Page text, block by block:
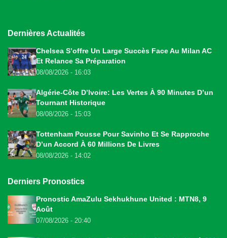
Dernières Actualités
Chelsea S’offre Un Large Succès Face Au Milan AC
Et Relance Sa Préparation
08/08/2026 - 16:03
Algérie-Côte D’Ivoire: Les Vertes À 90 Minutes D’un
Tournant Historique
08/08/2026 - 15:03
Tottenham Pousse Pour Savinho Et Se Rapproche
D’un Accord À 60 Millions De Livres
08/08/2026 - 14:02
Derniers Pronostics
Pronostic AmaZulu Sekhukhune United : MTN8, 9
Août
07/08/2026 - 20:40